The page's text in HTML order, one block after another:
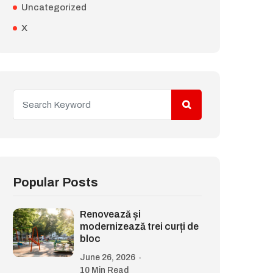
Uncategorized
X
Popular Posts
Renovează și
modernizează trei curți de
bloc
June 26, 2026
10 Min Read